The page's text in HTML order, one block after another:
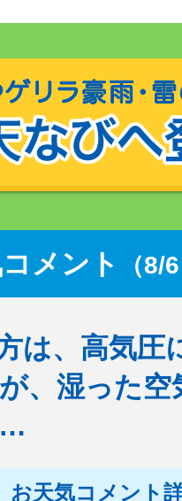
メント （8/
は、高気圧
、湿った空
…
お天気コメント